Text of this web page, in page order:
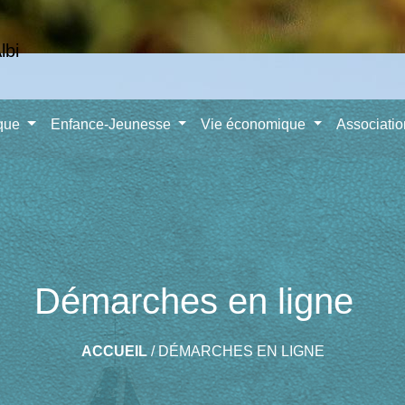
Enfance-Jeunesse Vie économique
Démarches en ligne
ACCUEIL/DÉMARCHES EN LIGNE